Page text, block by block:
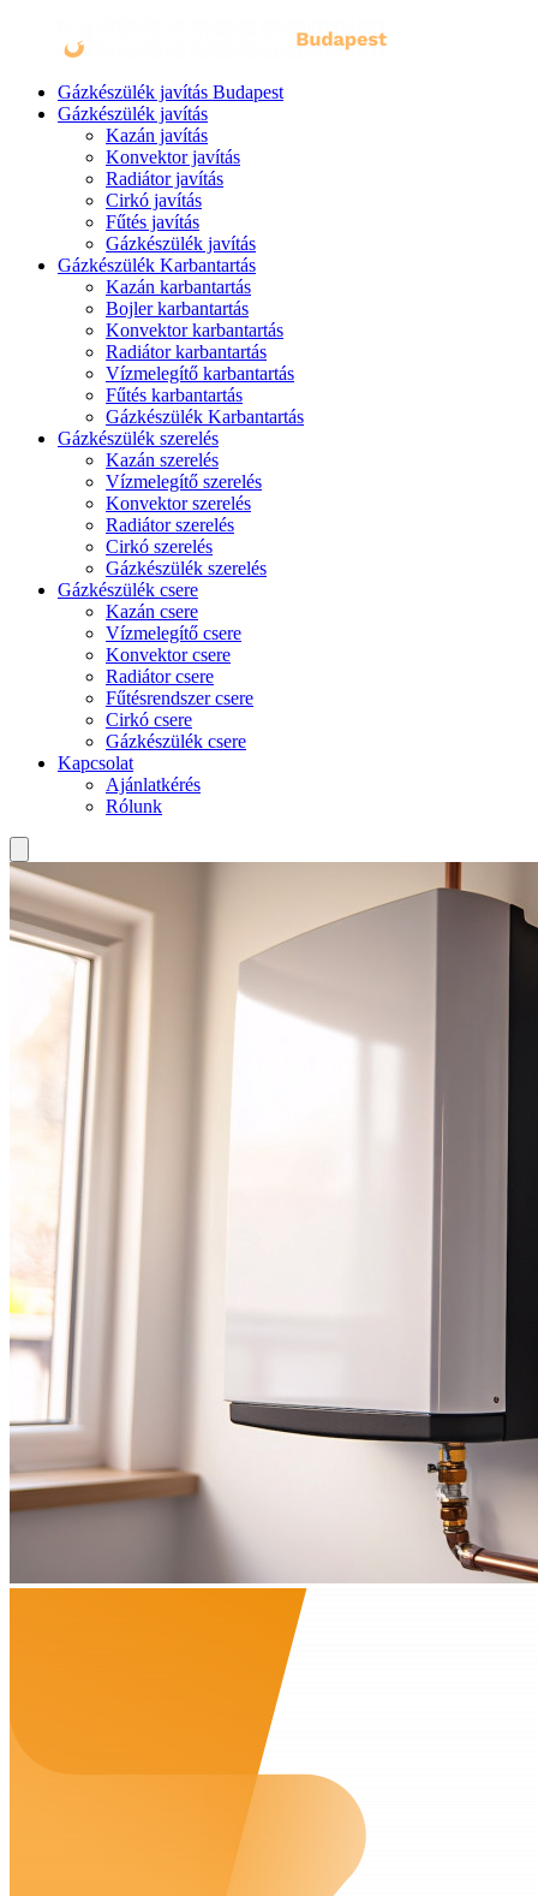
Gázkészülék javítás Budapest
Gázkészülék javítás
Kazán javítás
Konvektor javítás
Radiátor javítás
Cirkó javítás
Fűtés javítás
Gázkészülék javítás
Gázkészülék Karbantartás
Kazán karbantartás
Bojler karbantartás
Konvektor karbantartás
Radiátor karbantartás
Vízmelegítő karbantartás
Fűtés karbantartás
Gázkészülék Karbantartás
Gázkészülék szerelés
Kazán szerelés
Vízmelegítő szerelés
Konvektor szerelés
Radiátor szerelés
Cirkó szerelés
Gázkészülék szerelés
Gázkészülék csere
Kazán csere
Vízmelegítő csere
Konvektor csere
Radiátor csere
Fűtésrendszer csere
Cirkó csere
Gázkészülék csere
Kapcsolat
Ajánlatkérés
Rólunk